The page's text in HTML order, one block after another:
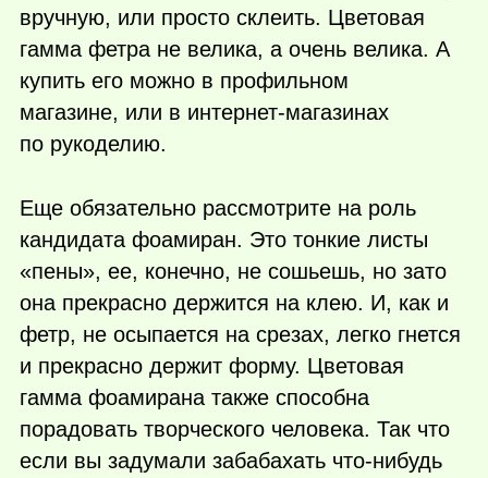
вручную, или просто склеить. Цветовая
гамма фетра не велика, а очень велика. А
купить его можно в профильном
магазине, или в интернет-магазинах
по рукоделию.
Еще обязательно рассмотрите на роль
кандидата фоамиран. Это тонкие листы
«пены», ее, конечно, не сошьешь, но зато
она прекрасно держится на клею. И, как и
фетр, не осыпается на срезах, легко гнется
и прекрасно держит форму. Цветовая
гамма фоамирана также способна
порадовать творческого человека. Так что
если вы задумали забабахать что-нибудь